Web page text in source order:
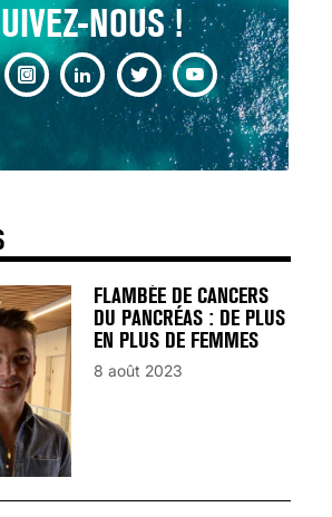
NOUS !
INSUFFISANCE
CARDIAQUE : LES
SIGNAUX D’ALERTE
AVANT… LA MORT
25 août 2024
FLAMBÉE DE CANCERS
DU PANCRÉAS : DE PLUS
EN PLUS DE FEMMES
8 août 2023